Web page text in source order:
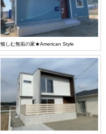
愉しむ無垢の家★American Style